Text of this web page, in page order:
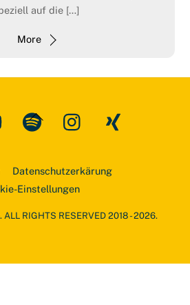
auf die […]
More
Back
To
YouTube Spotify Instagram
Datenschutzerkärung
Einstellungen
RIGHTS RESERVED 2018 - 2026.